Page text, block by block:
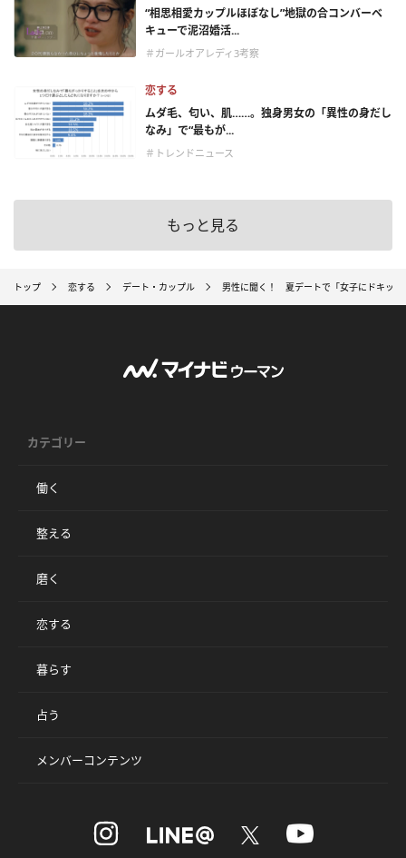
“相思相愛カップルほぼなし”地獄の合コンバーベ
キューで泥沼婚活...
＃ガールオアレディ3考察
恋する
ムダ毛、匂い、肌……。独身男女の「異性の身だし
なみ」で“最もが...
＃トレンドニュース
もっと見る
トップ 恋する デート・カップル 男性に聞く！ 夏デートで「女子にドキッと
カテゴリー
働く
整える
磨く
恋する
暮らす
占う
メンバーコンテンツ